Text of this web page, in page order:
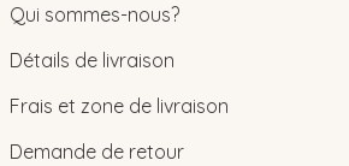
Qui sommes-nous?
Détails de livraison
Frais et zone de livraison
Demande de retour